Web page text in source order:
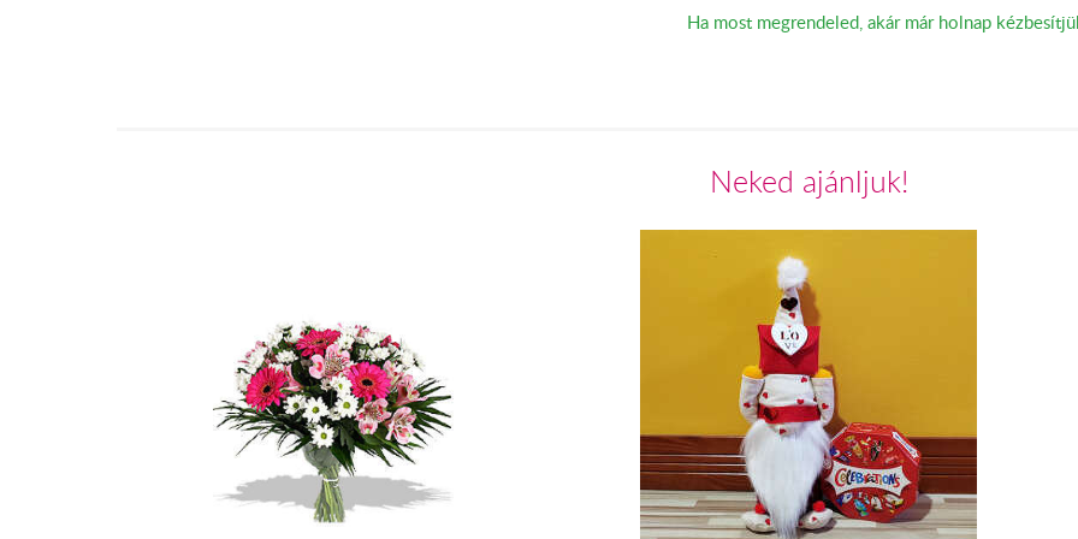
Ha most megrendeled, akár már holnap
Neked ajánljuk!